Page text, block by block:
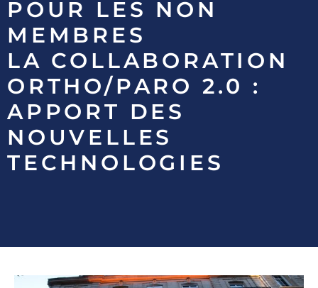
POUR LES NON
MEMBRES
LA COLLABORATION
ORTHO/PARO 2.0 :
APPORT DES
NOUVELLES
TECHNOLOGIES